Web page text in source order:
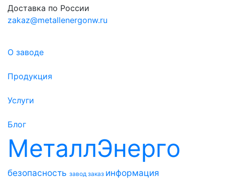
Доставка по России
zakaz@metallenergonw.ru
О заводе
Продукция
Услуги
Блог
МеталлЭнерго
безопасность завод заказ информация